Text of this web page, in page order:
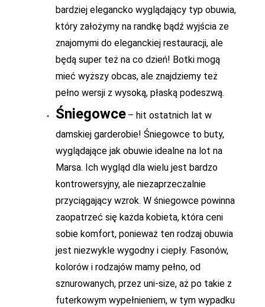
bardziej elegancko wyglądający typ obuwia,
który założymy na randkę bądź wyjścia ze
znajomymi do eleganckiej restauracji, ale
będą super też na co dzień! Botki mogą
mieć wyższy obcas, ale znajdziemy też
pełno wersji z wysoką, płaską podeszwą.
Śniegowce – hit ostatnich lat w
damskiej garderobie! Śniegowce to buty,
wyglądające jak obuwie idealne na lot na
Marsa. Ich wygląd dla wielu jest bardzo
kontrowersyjny, ale niezaprzeczalnie
przyciągający wzrok. W śniegowce powinna
zaopatrzeć się każda kobieta, która ceni
sobie komfort, ponieważ ten rodzaj obuwia
jest niezwykle wygodny i ciepły. Fasonów,
kolorów i rodzajów mamy pełno, od
sznurowanych, przez uni-size, aż po takie z
futerkowym wypełnieniem, w tym wypadku